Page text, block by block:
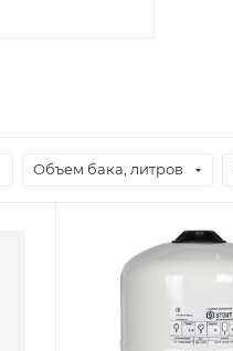
Объем бака, литров
Объем бака, литров
водоснабжения